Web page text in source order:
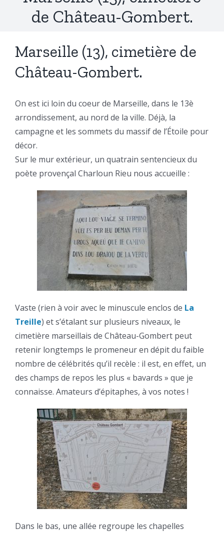
de Château-Gombert.
Marseille (13), cimetière de
Château-Gombert.
On est ici loin du coeur de Marseille, dans le 13è
arrondissement, au nord de la ville. Déjà, la
campagne et les sommets du massif de l’Étoile pour
décor.
Sur le mur extérieur, un quatrain sentencieux du
poète provençal Charloun Rieu nous accueille :
Vaste (rien à voir avec le minuscule enclos de La
Treille) et s’étalant sur plusieurs niveaux, le
cimetière marseillais de Château-Gombert peut
retenir longtemps le promeneur en dépit du faible
nombre de célébrités qu’il recèle : il est, en effet, un
des champs de repos les plus « bavards » que je
connaisse. Amateurs d’épitaphes, à vos notes !
Dans le bas, une allée regroupe les chapelles